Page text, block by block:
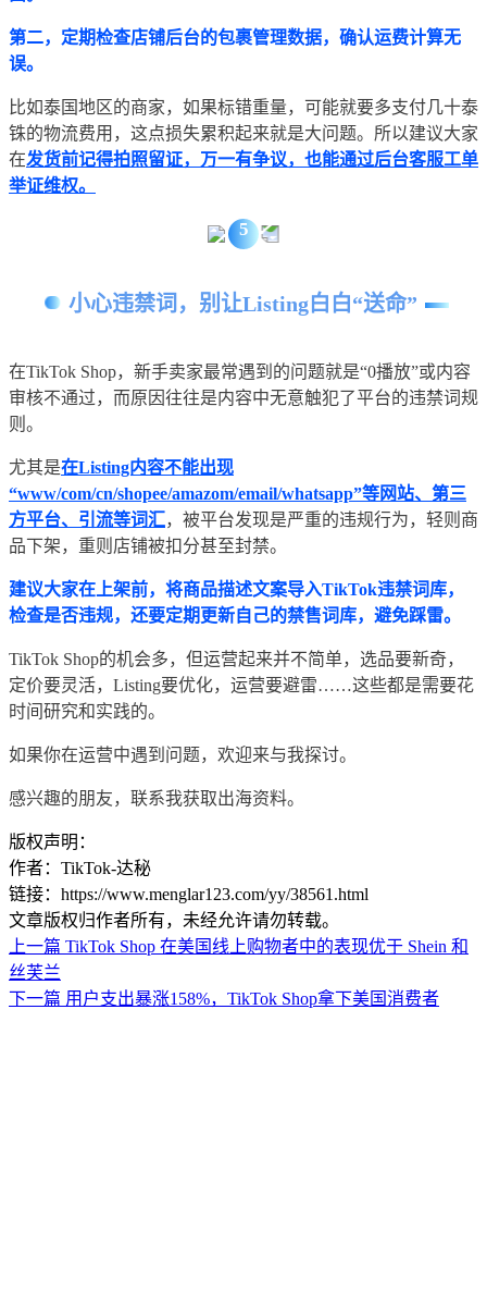
第二，定期检查店铺后台的包裹管理数据，确认运费计算无
误。
比如泰国地区的商家，如果标错重量，可能就要多支付几十泰
铢的物流费用，这点损失累积起来就是大问题。所以建议大家
在发货前记得拍照留证，万一有争议，也能通过后台客服工单
举证维权。
5
小心违禁词，别让Listing白白“送命”
在TikTok Shop，新手卖家最常遇到的问题就是“0播放”或内容
审核不通过，而原因往往是内容中无意触犯了平台的违禁词规
则。
尤其是在Listing内容不能出现
“www/com/cn/shopee/amazom/email/whatsapp”等网站、第三
方平台、引流等词汇，被平台发现是严重的违规行为，轻则商
品下架，重则店铺被扣分甚至封禁。
建议大家在上架前，将商品描述文案导入TikTok违禁词库，
检查是否违规，还要定期更新自己的禁售词库，避免踩雷。
TikTok Shop的机会多，但运营起来并不简单，选品要新奇，
定价要灵活，Listing要优化，运营要避雷……这些都是需要花
时间研究和实践的。
如果你在运营中遇到问题，欢迎来与我探讨。
感兴趣的朋友，联系我获取出海资料。
版权声明：
作者：TikTok-达秘
链接：https://www.menglar123.com/yy/38561.html
文章版权归作者所有，未经允许请勿转载。
上一篇 TikTok Shop 在美国线上购物者中的表现优于 Shein 和
丝芙兰
下一篇 用户支出暴涨158%，TikTok Shop拿下美国消费者